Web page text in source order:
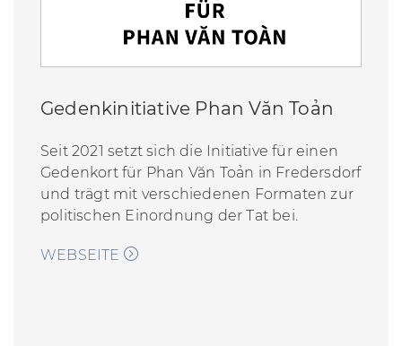
Gedenkinitiative Phan Văn Toản
Seit 2021 setzt sich die Initiative für einen
Gedenkort für Phan Văn Toản in Fredersdorf
und trägt mit verschiedenen Formaten zur
politischen Einordnung der Tat bei.
WEBSEITE